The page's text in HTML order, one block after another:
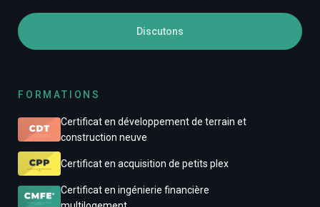
Discutons
FORMATIONS
Certificat en développement de terrain et
construction neuve
Certificat en acquisition de petits plex
Certificat en ingénierie financière